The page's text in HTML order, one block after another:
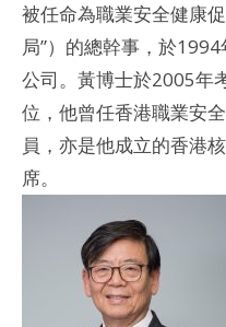
被任命為職業安全健康
局”）的總幹事，於
公司。黃博士於2005年
位，他曾任香港職業安
員，亦是他成立的香港
席。